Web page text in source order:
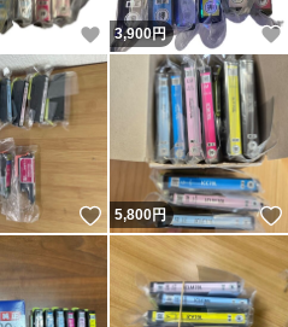
いいね！
3,900円
いいね！
5,800円